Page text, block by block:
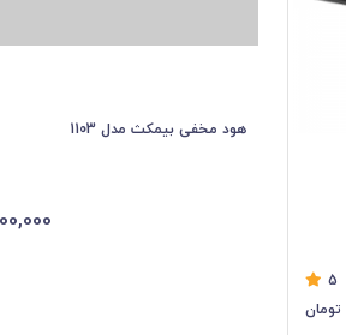
5
تومان
هود مخفی بیمکث مدل 1103